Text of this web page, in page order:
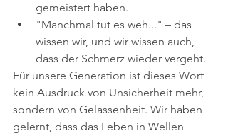
gemeistert haben.
​"Manchmal tut es weh..." – das
wissen wir, und wir wissen auch,
dass der Schmerz wieder vergeht.
​Für unsere Generation ist dieses Wort
kein Ausdruck von Unsicherheit mehr,
sondern von Gelassenheit. Wir haben
gelernt, dass das Leben in Wellen